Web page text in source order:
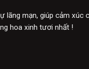
lãng mạn, giúp cảm xúc
hoa xinh tươi nhất !